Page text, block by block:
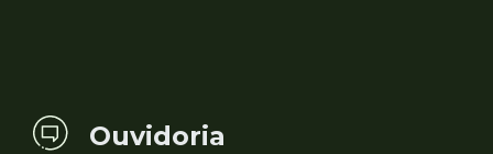
Ouvidoria